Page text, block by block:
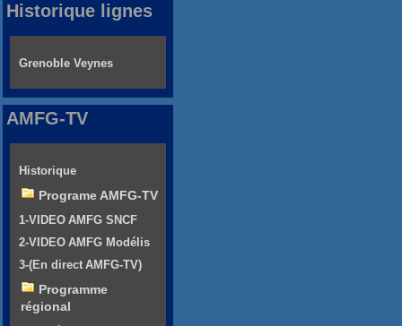
Historique lignes
Grenoble Veynes
AMFG-TV
Historique
Programe AMFG-TV
1-VIDEO AMFG SNCF
2-VIDEO AMFG Modélis
3-(En direct AMFG-TV)
Programme
régional